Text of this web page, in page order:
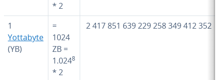
* 2
1
Yottabyte
(YB)
=
1024
ZB =
1.0248
* 2
2 417 851 639 229 258 349 412 352